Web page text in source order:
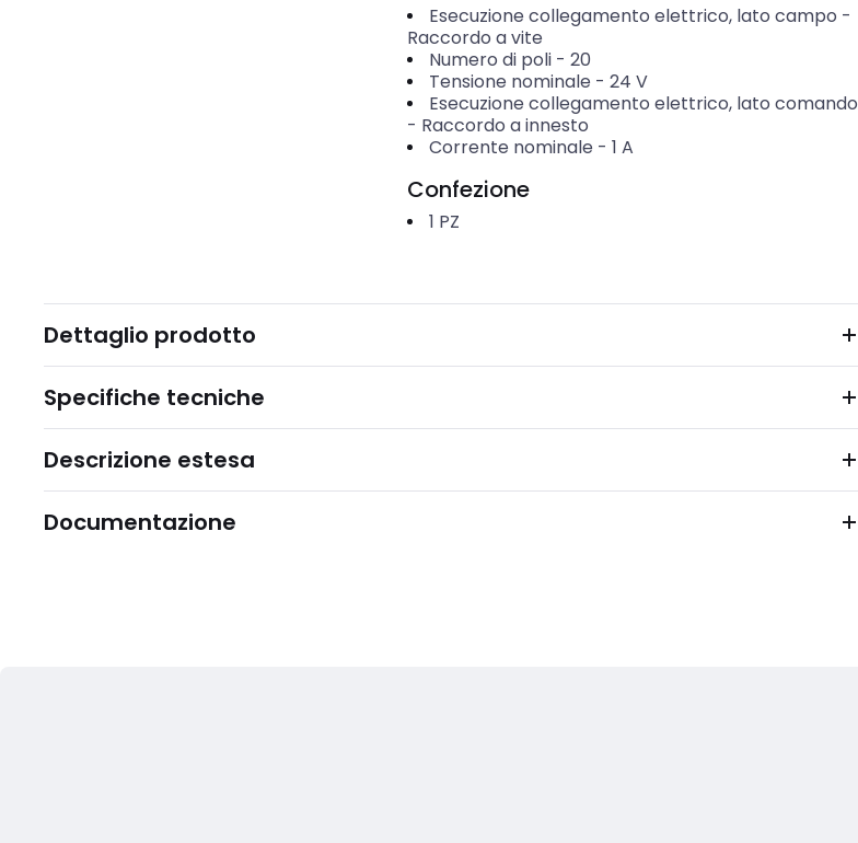
Esecuzione collegamento elettrico, lato campo -
Raccordo a vite
Numero di poli- 20
Tensione nominale - 24 V
Esecuzione collegamento elettrico, lato comando
- Raccordo a innesto
Corrente nominale - 1 A
Confezione
1 PZ
Dettaglio prodotto
Specifiche tecniche
Descrizione estesa
Documentazione